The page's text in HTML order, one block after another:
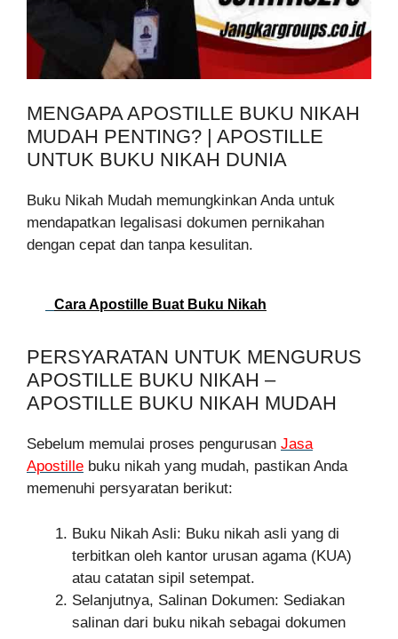
MENGAPA APOSTILLE BUKU NIKAH
MUDAH PENTING? | APOSTILLE
UNTUK BUKU NIKAH DUNIA
Buku Nikah Mudah memungkinkan Anda untuk
mendapatkan legalisasi dokumen pernikahan
dengan cepat dan tanpa kesulitan.
Cara Apostille Buat Buku Nikah
PERSYARATAN UNTUK MENGURUS
APOSTILLE BUKU NIKAH –
APOSTILLE BUKU NIKAH MUDAH
Sebelum memulai proses pengurusan Jasa
Apostille buku nikah yang mudah, pastikan Anda
memenuhi persyaratan berikut:
Buku Nikah Asli: Buku nikah asli yang di
terbitkan oleh kantor urusan agama (KUA)
atau catatan sipil setempat.
Selanjutnya, Salinan Dokumen: Sediakan
salinan dari buku nikah sebagai dokumen